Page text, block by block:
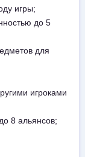
игры;
до 5
для
игроками
8 альянсов;